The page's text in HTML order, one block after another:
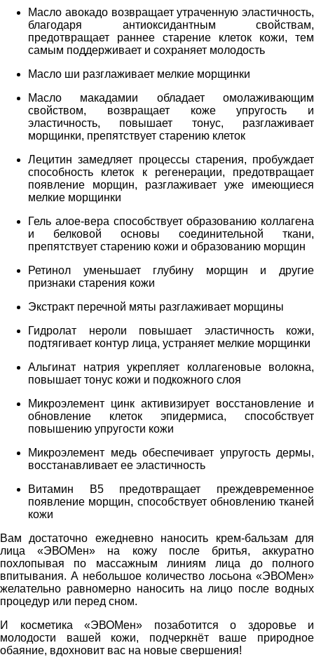
Масло авокадо возвращает утраченную эластичность,
благодаря антиоксидантным свойствам,
предотвращает раннее старение клеток кожи, тем
самым поддерживает и сохраняет молодость
Масло ши разглаживает мелкие морщинки
Масло макадамии обладает омолаживающим
свойством, возвращает коже упругость и
эластичность, повышает тонус, разглаживает
морщинки, препятствует старению клеток
Лецитин замедляет процессы старения, пробуждает
способность клеток к регенерации, предотвращает
появление морщин, разглаживает уже имеющиеся
мелкие морщинки
Гель алое-вера способствует образованию коллагена
и белковой основы соединительной ткани,
препятствует старению кожи и образованию морщин
Ретинол уменьшает глубину морщин и другие
признаки старения кожи
Экстракт перечной мяты разглаживает морщины
Гидролат нероли повышает эластичность кожи,
подтягивает контур лица, устраняет мелкие морщинки
Альгинат натрия укрепляет коллагеновые волокна,
повышает тонус кожи и подкожного слоя
Микроэлемент цинк активизирует восстановление и
обновление клеток эпидермиса, способствует
повышению упругости кожи
Микроэлемент медь обеспечивает упругость дермы,
восстанавливает ее эластичность
Витамин В5 предотвращает преждевременное
появление морщин, способствует обновлению тканей
кожи
Вам достаточно ежедневно наносить крем-бальзам для
лица «ЭВОМен» на кожу после бритья, аккуратно
похлопывая по массажным линиям лица до полного
впитывания. А небольшое количество лосьона «ЭВОМен»
желательно равномерно наносить на лицо после водных
процедур или перед сном.
И косметика «ЭВОМен» позаботится о здоровье и
молодости вашей кожи, подчеркнёт ваше природное
обаяние, вдохновит вас на новые свершения!